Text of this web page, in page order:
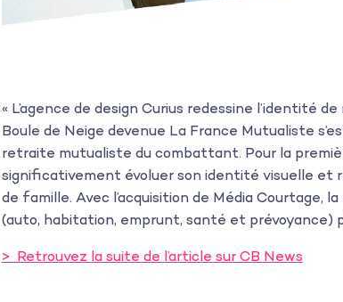
« L’agence de design Curius redessine l’identité
Boule de Neige devenue La France Mutualiste
retraite mutualiste du combattant. Pour la
significativement évoluer son identité visuelle et
de famille. Avec l’acquisition de Média Courtage,
(auto, habitation, emprunt, santé et prévoyance)
> Retrouvez la suite de l’article sur CB News